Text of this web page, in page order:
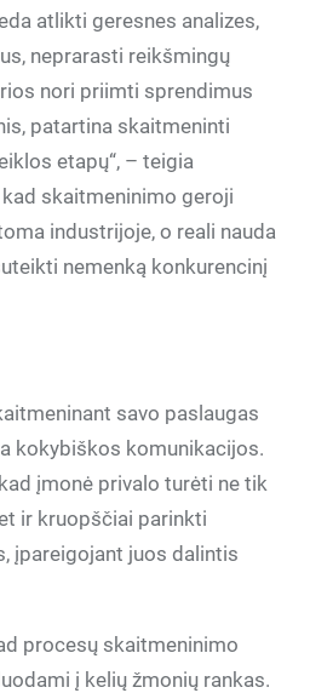
atlikti geresnes analizes,
neprarasti reikšmingų
nori priimti sprendimus
patartina skaitmeninti
etapų“, – teigia
skaitmeninimo geroji
industrijoje, o reali nauda
nemenką konkurencinį
savo paslaugas
kokybiškos komunikacijos.
įmonė privalo turėti ne tik
ir kruopščiai parinkti
įpareigojant juos dalintis
procesų skaitmeninimo
į kelių žmonių rankas.